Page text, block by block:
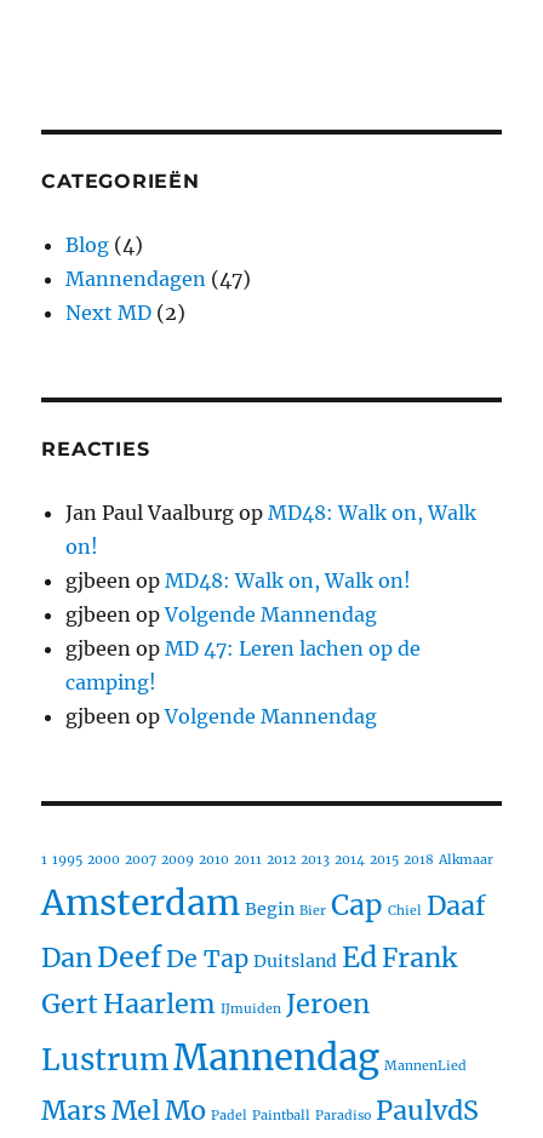
CATEGORIEËN
Blog (4)
Mannendagen (47)
Next MD (2)
REACTIES
Jan Paul Vaalburg opMD48: Walk on, Walk
on!
gjbeen opMD48: Walk on, Walk on!
gjbeen opVolgende Mannendag
gjbeen opMD 47: Leren lachen op de
camping!
gjbeen opVolgende Mannendag
1 1995 2000 2007 2009 2010 2011 2012 2013 2014 2015 2018 Alkmaar
Amsterdam Begin Bier Cap Chiel Daaf
DanDeefDe Tap Duitsland EdFrank
GertHaarlem IJmuiden Jeroen
LustrumMannendag MannenLied
Mars MelMo Padel Paintball Paradiso PaulvdS